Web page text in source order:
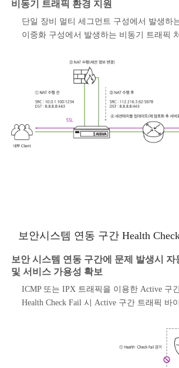
비동기 트래픽 환경 지원
단일 장비 멀티 세그먼트 구성에서 발생하
이중화 구성에서 발생하는 비동기 트래픽
보안시스템 연동 구간 Health
보안 시스템 연동 구간에 문제 발생시 자
및 서비스 가용성 확보
ICMP 또는 IPX 트래픽을 이용한 Active 구
Health Check Fail 시 Active 구간 트래픽 바